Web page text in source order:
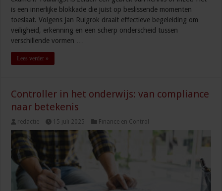
is een innerlijke blokkade die juist op beslissende momenten
toeslaat. Volgens Jan Ruigrok draait effectieve begeleiding om
veiligheid, erkenning en een scherp onderscheid tussen
verschillende vormen …
Lees verder »
Controller in het onderwijs: van compliance
naar betekenis
redactie 15 juli 2025 Finance en Control